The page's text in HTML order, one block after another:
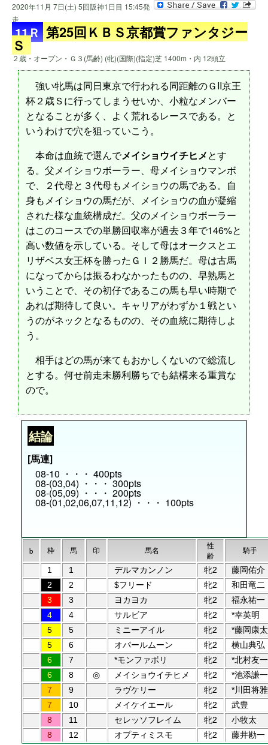
2020年11月 7日(土) 5回阪神1日目 15:45発
走
11Ｒ 第25回ＫＢＳ京都賞ファンタジー
Ｓ
２歳・オープン・Ｇ３(馬齢) (牝)(国際)(指定)芝 1400m・内 12頭立
強い牝馬は同日東京で行われる同距離のＧII京王
杯２歳Ｓに行ってしまうせいか、小粒なメンバー
となることが多く、よく荒れるレースである。と
いうわけで穴を狙っていこう。
本命は血統で選んでメイショウイチヒメとす
る。父メイショウボーラー、母メイショウマンボ
で、２代母と３代母もメイショウの馬である。自
身もメイショウの馬だが、メイショウの血が凝縮
された様な血統構成だ。父のメイショウボーラー
はこのコースでの単勝回収率が過去３年で146%と
高い数値を示している。そして母はオークスとエ
リザベス女王杯を勝ったＧＩ２勝馬だ。母は古馬
になってからは振るわなかったものの、早熟馬と
いうことで、その初仔であるこの馬も早い時期で
あれば期待して良い。キャリアがわずか１戦とい
うのがネックとなるものの、その血統に期待しよ
う。
相手はどの馬が来てもおかしくないので総流し
とする。何せ前走未勝利勝ちでも結構来る重賞な
ので。
結論
[馬連]
08-10 ・・・ 400pts
08-(03,04) ・・・ 300pts
08-(05,09) ・・・ 200pts
08-(01,02,06,07,11,12) ・・・ 100pts
b 枠 馬 印 馬名
性
齢
騎手
1 1 デルマカンノン 牝2
藤岡佑介
2
2 $フリード 牝2
和田竜二
3
3 ヨカヨカ 牝2
福永祐一
4
4 サルビア 牝2
*幸英明
5
5 ミニーアイル 牝2
*藤岡康太
5
6 オパールムーン 牝2
横山典弘
6
7 *モンファボリ 牝2
*北村友一
6
8 ◎ メイショウイチヒメ 牝2
*池添謙一
7
9 ラヴケリー 牝2
*川田将雅
7
10 メイケイエール 牝2
武豊
8
11 セレッソフレイム 牝2
小牧太
8
12 オプティミスモ 牝2 藤井勘一